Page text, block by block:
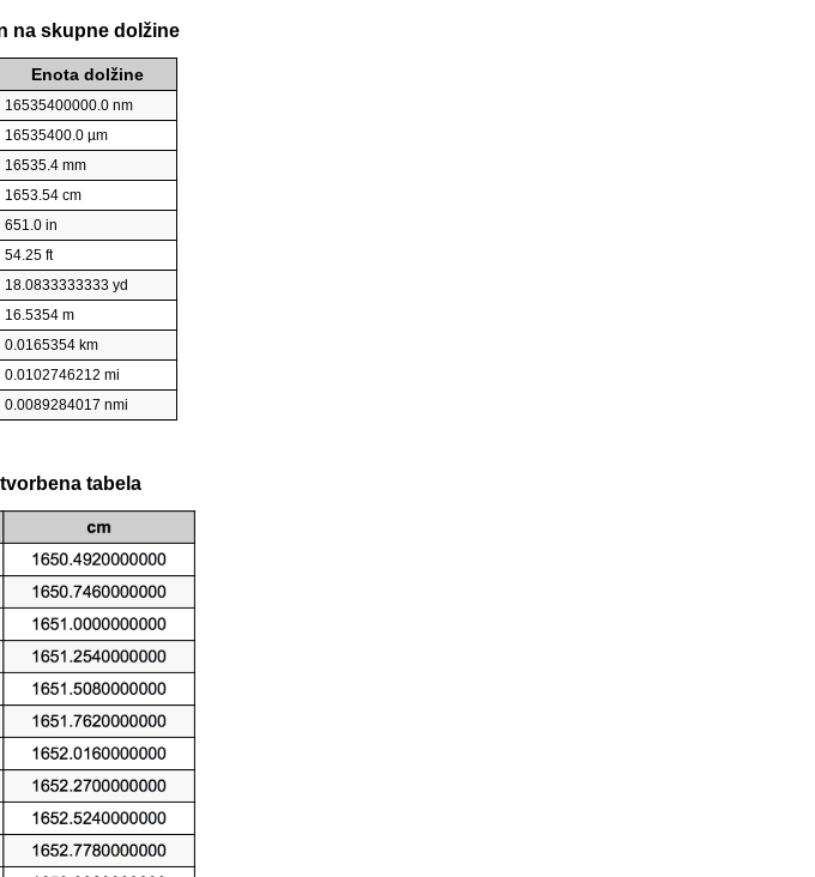
na skupne dolžine
Enota dolžine
16535400000.0 nm
16535400.0 µm
16535.4 mm
1653.54 cm
651.0 in
54.25 ft
18.0833333333 yd
16.5354 m
0.0165354 km
0.0102746212 mi
0.0089284017 nmi
tabela